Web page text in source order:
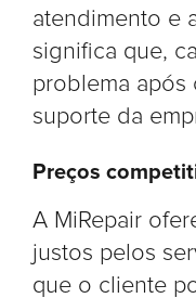
atendimento e
significa que,
problema
suporte da
Preços
A MiRepair
justos pelos
que o cliente